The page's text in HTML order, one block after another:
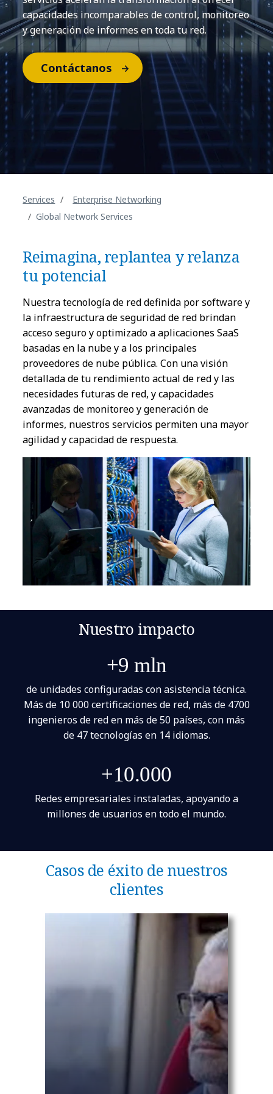
capacidades incomparables de control, monitoreo
y generación de informes en toda tu red.
Contáctanos
Services
Enterprise Networking
Global Network Services
Reimagina, replantea y relanza
tu potencial
Nuestra tecnología de red definida por software y
la infraestructura de seguridad de red brindan
acceso seguro y optimizado a aplicaciones SaaS
basadas en la nube y a los principales
proveedores de nube pública. Con una visión
detallada de tu rendimiento actual de red y las
necesidades futuras de red, y capacidades
avanzadas de monitoreo y generación de
informes, nuestros servicios permiten una mayor
agilidad y capacidad de respuesta.
Nuestro impacto
+9 mln
de unidades configuradas con asistencia técnica.
Más de 10 000 certificaciones de red, más de 4700
ingenieros de red en más de 50 países, con más
de 47 tecnologías en 14 idiomas.
+10.000
Redes empresariales instaladas, apoyando a
millones de usuarios en todo el mundo.
Casos de éxito de nuestros
clientes